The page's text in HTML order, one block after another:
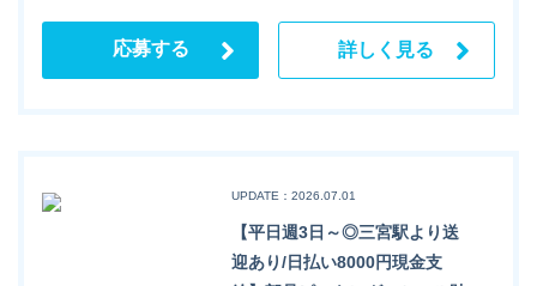
応募する 詳しく見る
UPDATE：2026.07.01
【平日週3日～◎三宮駅より送
迎あり/日払い8000円現金支